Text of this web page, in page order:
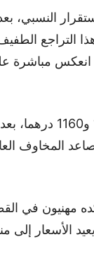
النسبي،
التراجع
انعكس مباشرة
وبحسب معطيات مهنية، يتراوح سعر
بتصاعد المخاوف
مهنيون في
الأسعار